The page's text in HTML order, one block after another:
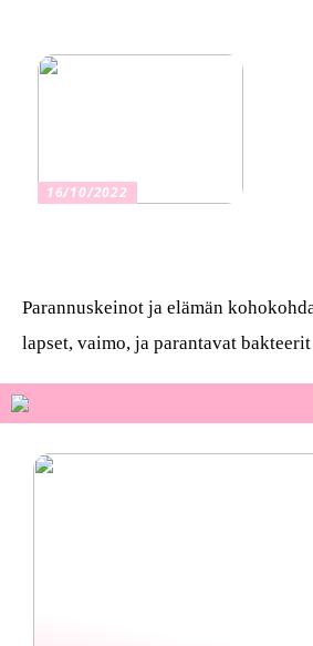
16/10/2022
Parannuskeinot ja elämän
lapset, vaimo, ja parantavat bakteerit